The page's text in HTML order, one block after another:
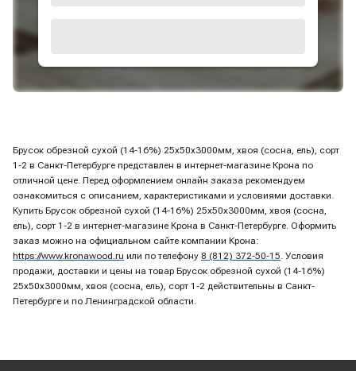
Брусок обрезной сухой (14-16%) 25х50х3000мм, хвоя (сосна, ель), сорт
1-2 в Санкт-Петербурге представлен в интернет-магазине Крона по
отличной цене. Перед оформлением онлайн заказа рекомендуем
ознакомиться с описанием, характеристиками и условиями доставки.
Купить Брусок обрезной сухой (14-16%) 25х50х3000мм, хвоя (сосна,
ель), сорт 1-2 в интернет-магазине Крона в Санкт-Петербурге. Оформить
заказ можно на официальном сайте компании Крона:
https://www.kronawood.ru или по телефону 8 (812) 372-50-15. Условия
продажи, доставки и цены на товар Брусок обрезной сухой (14-16%)
25х50х3000мм, хвоя (сосна, ель), сорт 1-2 действительны в Санкт-
Петербурге и по Ленинградской области.